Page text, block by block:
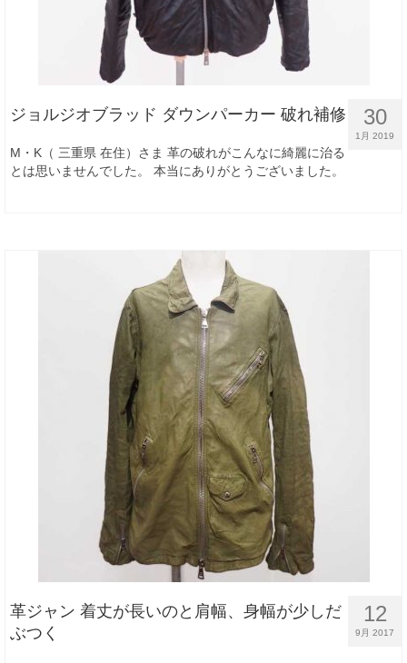
30
1月 2019
ジョルジオブラッド ダウンパーカー 破れ補修
M・K（ 三重県 在住）さま 革の破れがこんなに綺麗に治る
とは思いませんでした。 本当にありがとうございました。
12
9月 2017
革ジャン 着丈が長いのと肩幅、身幅が少しだ
ぶつく